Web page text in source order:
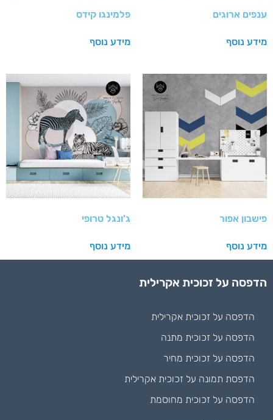
ענפים ארוגים
מידע נוסף
פלמינגו קידס
מידע נוסף
פישבון אפור
מידע נוסף
ג'ונגל טרופי
מידע נוסף
הדפסה על זכוכית אקרילית
הדפסה על זכוכית אקרילית
הדפסה על זכוכית מתנה
הדפסה על זכוכית מחיר
הדפסת תמונה על זכוכית אקרילית
הדפסה על זכוכית מחוסמת